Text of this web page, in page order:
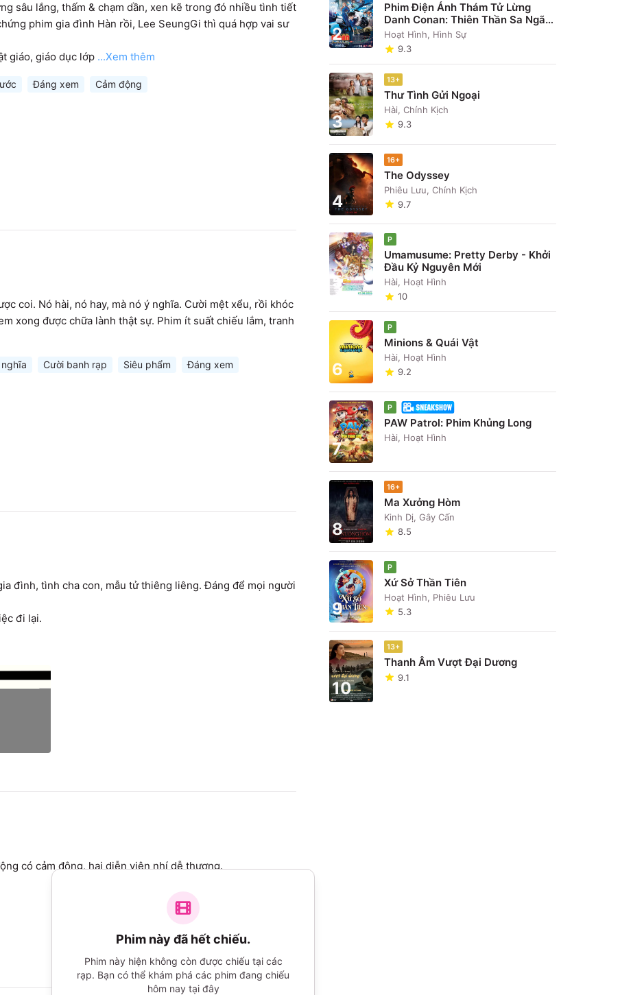
sâu lắng, thấm & chạm dần, xen kẽ trong đó nhiều tình tiết
phim gia đình Hàn rồi, Lee SeungGi thì quá hợp vai sư
giáo, giáo dục lớp ...Xem thêm
Đáng xem Cảm động
coi. Nó hài, nó hay, mà nó ý nghĩa. Cười mệt xểu, rồi khóc
xong được chữa lành thật sự. Phim ít suất chiếu lắm, tranh
Cười banh rạp Siêu phẩm Đáng xem
đình, tình cha con, mẫu tử thiêng liêng. Đáng để mọi người
đi lại.
có cảm động, hai diễn viên nhí dễ thương.
2
Phim Điện Ảnh Thám Tử Lừng
Danh Conan: Thiên Thần Sa Ngã
Trên Xa Lộ
Hoạt Hình, Hình Sự
9.3
3
13+
Thư Tình Gửi Ngoại
Hài, Chính Kịch
9.3
4
16+
The Odyssey
Phiêu Lưu, Chính Kịch
9.7
5
P
Umamusume: Pretty Derby - Khởi
Đầu Kỷ Nguyên Mới
Hài, Hoạt Hình
10
6
P
Minions & Quái Vật
Hài, Hoạt Hình
9.2
7
P
PAW Patrol: Phim Khủng Long
Hài, Hoạt Hình
8
16+
Ma Xưởng Hòm
Kinh Dị, Gây Cấn
8.5
9
P
Xứ Sở Thần Tiên
Hoạt Hình, Phiêu Lưu
5.3
10
13+
Thanh Âm Vượt Đại Dương
9.1
Phim này đã hết chiếu.
Phim này hiện không còn được chiếu tại các
rạp. Bạn có thể khám phá các phim đang chiếu
hôm nay tại đây